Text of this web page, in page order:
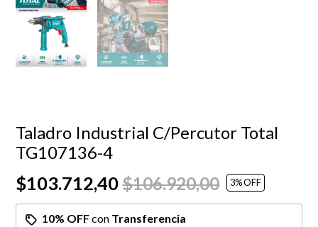
Taladro Industrial C/Percutor Total
TG107136-4
$103.712,40$106.920,00 3% OFF
10% OFFcon Transferencia